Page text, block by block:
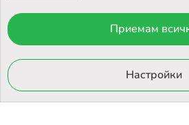
© 2026 Otrovi.com. Всички права
Онлайн магазин
Приемам
Настройки